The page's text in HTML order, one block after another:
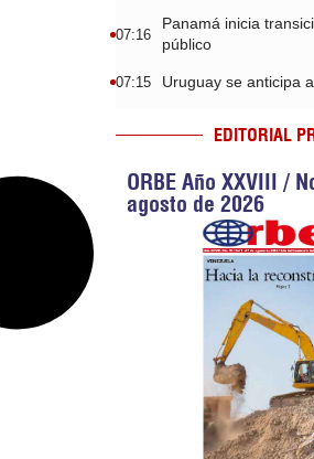
07:16
Panamá inicia
público
07:15 Uruguay se anticipa
EDITORIAL
ORBE Año XXVIII /
agosto de 2026